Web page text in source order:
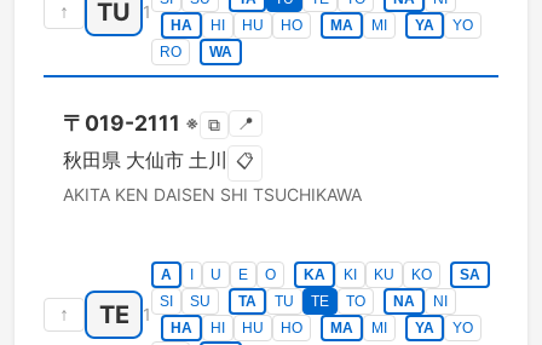
↑ TU 1
HA
HI HU HO MA MI YA
YO
RO
WA
〒 019-2111 ※ ⧉ 📍
秋田県 大仙市 土川 📋
AKITA KEN DAISEN SHI TSUCHIKAWA
↑ TE 1
A U E O KA KI KU KO
SA
SI
SU TA TU TE TO NA
NI
HA
HI HU HO MA MI YA
YO